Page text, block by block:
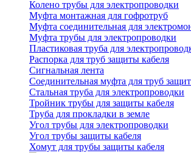
Колено трубы для электропроводки
Муфта монтажная для гофротруб
Муфта соединительная для
Муфта трубы для электропроводки
Пластиковая труба для
Распорка для труб защиты кабеля
Сигнальная лента
Соединительная муфта для труб
Стальная труба для электропроводки
Тройник трубы для защиты кабеля
Труба для прокладки в земле
Угол трубы для электропроводки
Угол трубы защиты кабеля
Хомут для трубы защиты кабеля